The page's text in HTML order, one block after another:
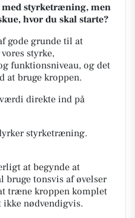
med styrketræning, men
hvor du skal starte?
gode grunde til at
styrke,
funktionsniveau, og det
at bruge kroppen.
værdi direkte ind på
styrketræning.
at begynde at
bruge tonsvis af øvelser
træne kroppen komplet
ikke nødvendigvis.